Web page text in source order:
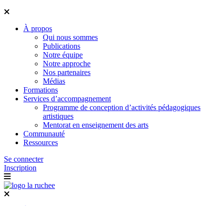
À propos
Qui nous sommes
Publications
Notre équipe
Notre approche
Nos partenaires
Médias
Formations
Services d’accompagnement
Programme de conception d’activités pédagogiques
artistiques
Mentorat en enseignement des arts
Communauté
Ressources
Se connecter
Inscription